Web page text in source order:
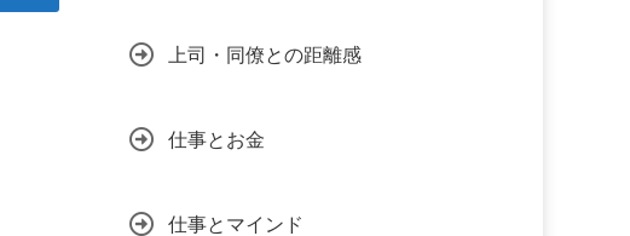
上司・同僚との距離感
仕事とお金
仕事とマインド